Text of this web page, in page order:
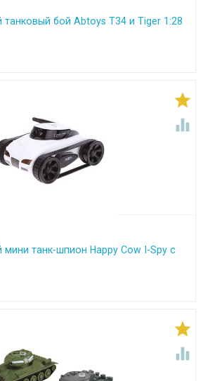
бой Abtoys Т34 и Tiger 1:28


танк-шпион Happy Cow I-Spy с

